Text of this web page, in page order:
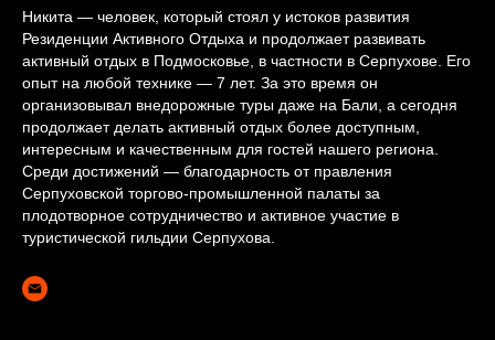
Никита — человек, который стоял у истоков развития
Резиденции Активного Отдыха и продолжает развивать
активный отдых в Подмосковье, в частности в Серпухове. Его
опыт на любой технике — 7 лет. За это время он
организовывал внедорожные туры даже на Бали, а сегодня
продолжает делать активный отдых более доступным,
интересным и качественным для гостей нашего региона.
Среди достижений — благодарность от правления
Серпуховской торгово-промышленной палаты за
плодотворное сотрудничество и активное участие в
туристической гильдии Серпухова.